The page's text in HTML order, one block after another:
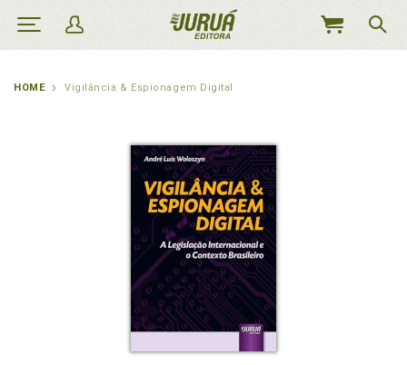
MEU
HOME Vigilância & Espionagem Digital